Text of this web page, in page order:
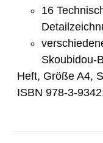
16
Skoubidou-
Heft, Größe A4,
ISBN 978-3-